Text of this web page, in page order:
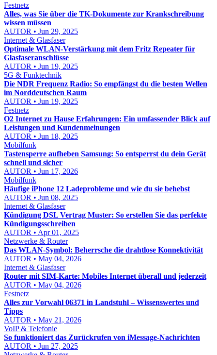
Festnetz
Alles, was Sie über die TK-Dokumente zur Krankschreibung
wissen müssen
AUTOR • Jun 29, 2025
Internet & Glasfaser
Optimale WLAN-Verstärkung mit dem Fritz Repeater für
Glasfaseranschlüsse
AUTOR • Jun 19, 2025
5G & Funktechnik
Die NDR Frequenz Radio: So empfängst du die besten Wellen
im Norddeutschen Raum
AUTOR • Jun 19, 2025
Festnetz
O2 Internet zu Hause Erfahrungen: Ein umfassender Blick auf
Leistungen und Kundenmeinungen
AUTOR • Jun 18, 2025
Mobilfunk
Tastensperre aufheben Samsung: So entsperrst du dein Gerät
schnell und sicher
AUTOR • Jun 17, 2026
Mobilfunk
Häufige iPhone 12 Ladeprobleme und wie du sie behebst
AUTOR • Jun 08, 2025
Internet & Glasfaser
Kündigung DSL Vertrag Muster: So erstellen Sie das perfekte
Kündigungsschreiben
AUTOR • Apr 01, 2025
Netzwerke & Router
Das WLAN-Symbol: Beherrsche die drahtlose Konnektivität
AUTOR • May 04, 2026
Internet & Glasfaser
Router mit SIM-Karte: Mobiles Internet überall und jederzeit
AUTOR • May 04, 2026
Festnetz
Alles zur Vorwahl 06371 in Landstuhl – Wissenswertes und
Tipps
AUTOR • May 21, 2026
VoIP & Telefonie
So funktioniert das Zurückrufen von iMessage-Nachrichten
AUTOR • Jun 27, 2025